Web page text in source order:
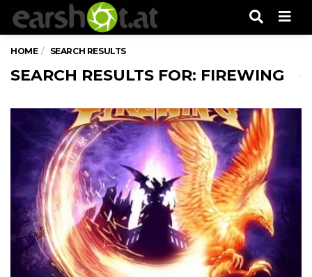
HOME SEARCH RESULTS
SEARCH RESULTS FOR: FIREWING